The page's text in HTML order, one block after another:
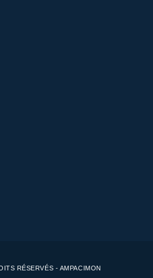
RÉSERVÉS - AMPACIMON